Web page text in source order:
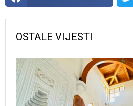
OSTALE VIJESTI